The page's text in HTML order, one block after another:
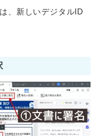
、新しいデジタルID